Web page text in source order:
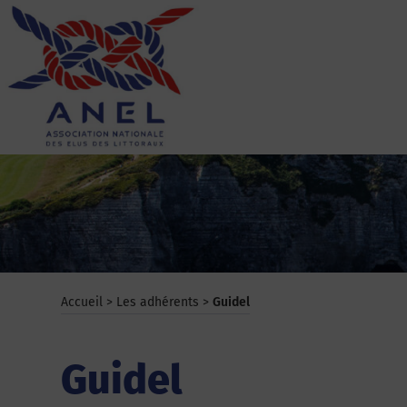
Aller
contenu
ANEL
Accueil > Les adhérents > Guidel
Guidel